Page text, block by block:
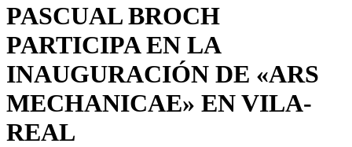
PASCUAL BROCH
PARTICIPA EN LA
INAUGURACIÓN DE «ARS
MECHANICAE» EN VILA-
REAL